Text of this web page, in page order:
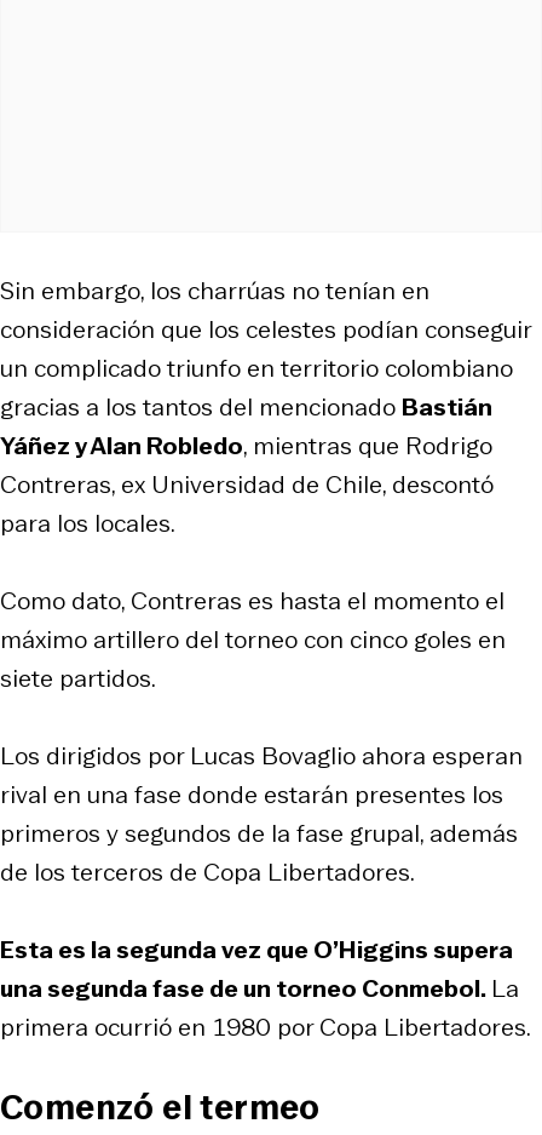
Sin embargo, los charrúas no tenían en
consideración que los celestes podían conseguir
un complicado triunfo en territorio colombiano
gracias a los tantos del mencionado Bastián
Yáñez y Alan Robledo, mientras que Rodrigo
Contreras, ex Universidad de Chile, descontó
para los locales.
Como dato, Contreras es hasta el momento el
máximo artillero del torneo con cinco goles en
siete partidos.
Los dirigidos por Lucas Bovaglio ahora esperan
rival en una fase donde estarán presentes los
primeros y segundos de la fase grupal, además
de los terceros de Copa Libertadores.
Esta es la segunda vez que O’Higgins supera
una segunda fase de un torneo Conmebol. La
primera ocurrió en 1980 por Copa Libertadores.
Comenzó el termeo